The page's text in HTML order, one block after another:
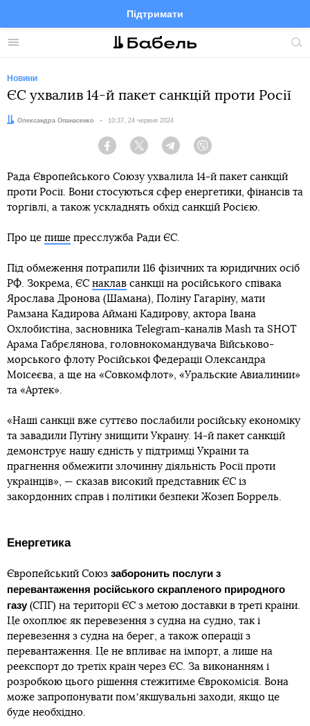
Меню
Підтримати
FacebookTelegramTwitter
Новини
ЄС ухвалив 14-й пакет санкцій проти Росії
Автор:
Олександра Опанасенко Дата:
10:37, 24 червня 2024
Facebook Twitter Telegram
Рада Європейського Союзу ухвалила 14-й пакет санкцій
проти Росії. Вони стосуються сфер енергетики, фінансів та
торгівлі, а також ускладнять обхід санкцій Росією.
Про це пише пресслужба Ради ЄС.
Під обмеження потрапили 116 фізичних та юридичних осіб
РФ. Зокрема, ЄС наклав санкції на російського співака
Ярослава Дронова (Шамана), Поліну Гагаріну, мати
Рамзана Кадирова Аймані Кадирову, актора Івана
Охлобистіна, засновника Telegram-каналів Mash та SHOT
Арама Габрєлянова, головнокомандувача Військово-
морського флоту Російської Федерації Олександра
Моїсеєва, а ще на «Совкомфлот», «Уральские Авиалинии»
та «Артек».
«Наші санкції вже суттєво послабили російську економіку
та завадили Путіну знищити Україну. 14-й пакет санкцій
демонструє нашу єдність у підтримці України та
прагнення обмежити злочинну діяльність Росії проти
українців», — сказав високий представник ЄС із
закордонних справ і політики безпеки Жозеп Боррель.
Енергетика
Європейський Союз заборонить послуги з
перевантаження російського скрапленого природного
газу (СПГ) на території ЄС з метою доставки в треті країни.
Це охоплює як перевезення з судна на судно, так і
перевезення з судна на берег, а також операції з
перевантаження. Це не впливає на імпорт, а лише на
реекспорт до третіх країн через ЄС. За виконанням і
розробкою цього рішення стежитиме Єврокомісія. Вона
може запропонувати помʼякшувальні заходи, якщо це
буде необхідно.